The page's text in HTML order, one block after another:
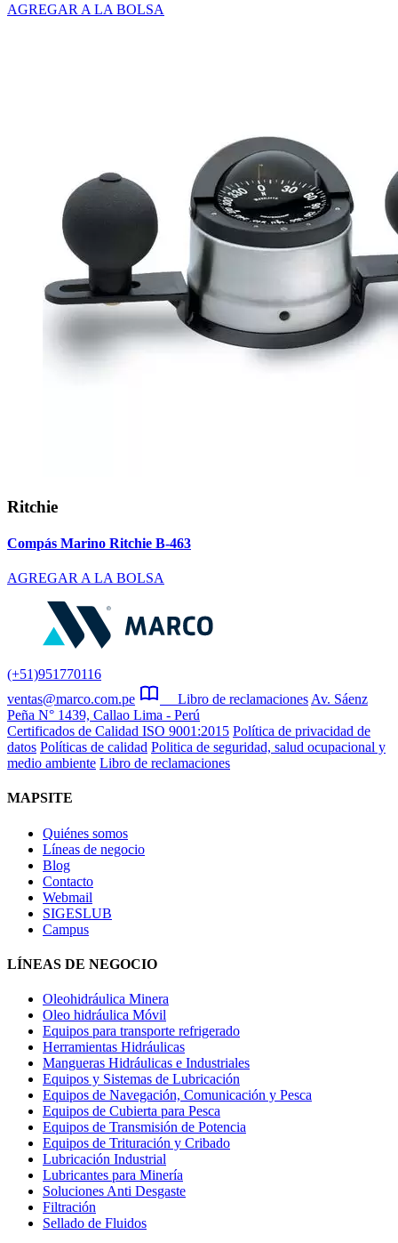
AGREGAR A LA BOLSA
Ritchie
Compás Marino Ritchie B-463
AGREGAR A LA BOLSA
(+51)951770116
ventas@marco.com.pe
Libro de reclamaciones Av. Sáenz
Peña N° 1439, Callao Lima - Perú
Certificados de Calidad ISO 9001:2015 Política de privacidad de
datos Políticas de calidad Politica de seguridad, salud ocupacional y
medio ambiente Libro de reclamaciones
MAPSITE
Quiénes somos
Líneas de negocio
Blog
Contacto
Webmail
SIGESLUB
Campus
LÍNEAS DE NEGOCIO
Oleohidráulica Minera
Oleo hidráulica Móvil
Equipos para transporte refrigerado
Herramientas Hidráulicas
Mangueras Hidráulicas e Industriales
Equipos y Sistemas de Lubricación
Equipos de Navegación, Comunicación y Pesca
Equipos de Cubierta para Pesca
Equipos de Transmisión de Potencia
Equipos de Trituración y Cribado
Lubricación Industrial
Lubricantes para Minería
Soluciones Anti Desgaste
Filtración
Sellado de Fluidos